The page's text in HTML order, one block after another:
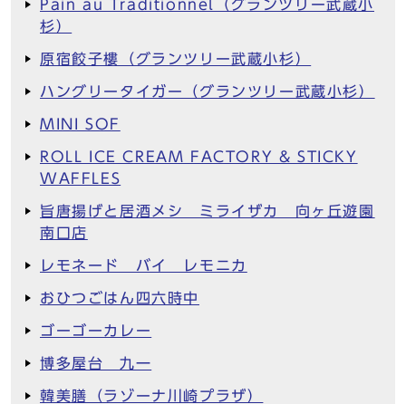
Pain au Traditionnel（グランツリー武蔵小
杉）
原宿餃子樓（グランツリー武蔵小杉）
ハングリータイガー（グランツリー武蔵小杉）
MINI SOF
ROLL ICE CREAM FACTORY & STICKY
WAFFLES
旨唐揚げと居酒メシ ミライザカ 向ヶ丘遊園
南口店
レモネード バイ レモニカ
おひつごはん四六時中
ゴーゴーカレー
博多屋台 九一
韓美膳（ラゾーナ川崎プラザ）